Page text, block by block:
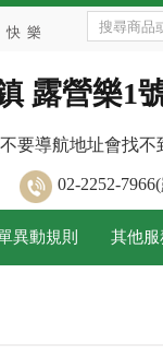
露營樂1
要導航地址會找
02-2252-
異動規則 其他服